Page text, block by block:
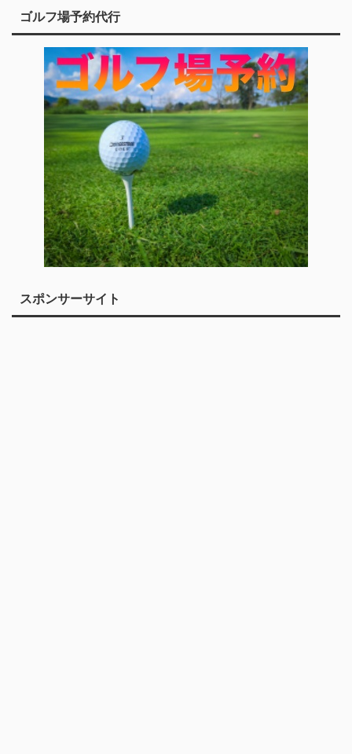
ゴルフ場予約代行
スポンサーサイト